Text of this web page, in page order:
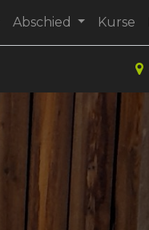
Abschied Kurse